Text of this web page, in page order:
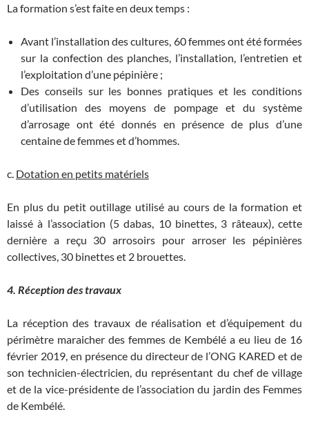
La formation s’est faite en deux temps :
Avant l’installation des cultures, 60 femmes ont été formées
sur la confection des planches, l’installation, l’entretien et
l’exploitation d’une pépinière ;
Des conseils sur les bonnes pratiques et les conditions
d’utilisation des moyens de pompage et du système
d’arrosage ont été donnés en présence de plus d’une
centaine de femmes et d’hommes.
c. Dotation en petits matériels
En plus du petit outillage utilisé au cours de la formation et
laissé à l’association (5 dabas, 10 binettes, 3 râteaux), cette
dernière a reçu 30 arrosoirs pour arroser les pépinières
collectives, 30 binettes et 2 brouettes.
4. Réception des travaux
La réception des travaux de réalisation et d’équipement du
périmètre maraicher des femmes de Kembélé a eu lieu de 16
février 2019, en présence du directeur de l’ONG KARED et de
son technicien-électricien, du représentant du chef de village
et de la vice-présidente de l’association du jardin des Femmes
de Kembélé.